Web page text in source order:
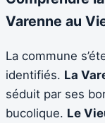
Varenne au
La commune
identifiés. La
séduit par ses
bucolique. Le